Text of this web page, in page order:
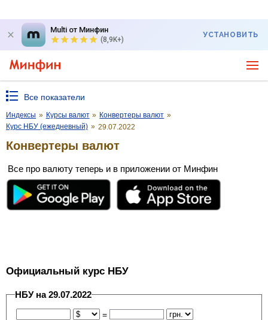
Multi от Минфин
(8,9K+)
УСТАНОВИТЬ
Все показатели
Индексы » Курсы валют » Конвертеры валют »
Курс НБУ (ежедневный) » 29.07.2022
Конвертеры валют
Все про валюту теперь и в приложении от Минфин
Официальный курс НБУ
НБУ на 29.07.2022
=